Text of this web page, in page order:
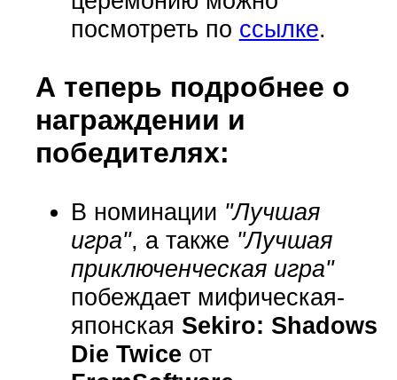
посмотреть по ссылке.
А теперь подробнее о
награждении и
победителях:
В номинации "Лучшая
игра", а также "Лучшая
приключенческая игра"
побеждает мифическая-
японская Sekiro: Shadows
Die Twice от